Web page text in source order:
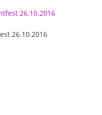
26.10.2016